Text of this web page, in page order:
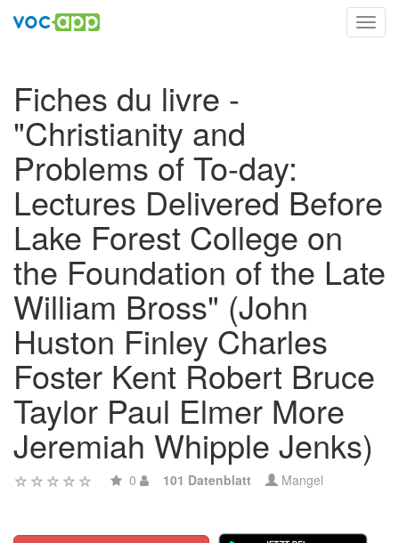
Fiches du livre -
"Christianity and
Problems of To-day:
Lectures Delivered Before
Lake Forest College on
the Foundation of the Late
William Bross" (John
Huston Finley Charles
Foster Kent Robert Bruce
Taylor Paul Elmer More
Jeremiah Whipple Jenks)
0 101 Datenblatt Mangel